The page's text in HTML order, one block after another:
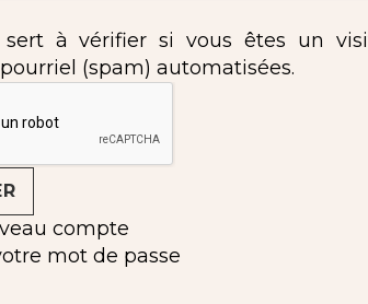
sert à vérifier si vous êtes un
(spam) automatisées.
compte
mot de passe